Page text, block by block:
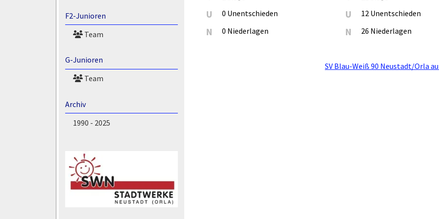
F2-Junioren
Team
G-Junioren
Team
Archiv
1990 - 2025
U 0 Unentschieden
N 0 Niederlagen
U 12 Unentschieden
N 26 Niederlagen
SV Blau-Weiß 90 Neustadt/Orla